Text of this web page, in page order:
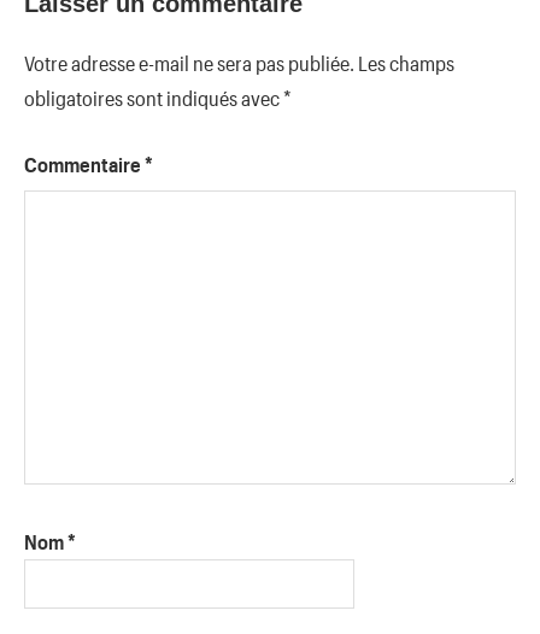
Votre adresse e-mail ne sera pas publiée. Les champs
obligatoires sont indiqués avec*
Commentaire *
Nom*